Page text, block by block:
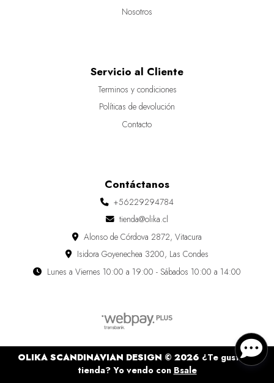
Nosotros
Servicio al Cliente
Terminos y condiciones
Políticas de devolución
Contacto
Contáctanos
+56229294784
tienda@olika.cl
Alonso de Córdova 2872, Vitacura
Isidora Goyenechea 3200, Las Condes
Lunes a Viernes 10:00 a 19:00 - Sábados 10:00 a 14:00
OLIKA SCANDINAVIAN DESIGN © 2026 ¿Te gusta mi
tienda? Yo vendo con Bsale